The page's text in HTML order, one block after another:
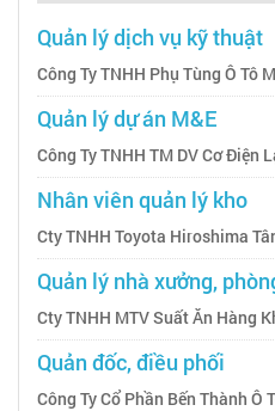
Quản lý dịch vụ kỹ thuật
Công Ty TNHH Phụ Tùng Ô Tô
Quản lý dự án M&E
Công Ty TNHH TM DV Cơ Điện
Nhân viên quản lý kho
Cty TNHH Toyota Hiroshima
Quản lý nhà xưởng,
Cty TNHH MTV Suất Ăn Hàng
Quản đốc, điều phối
Công Ty Cổ Phần Bến Thành Ô